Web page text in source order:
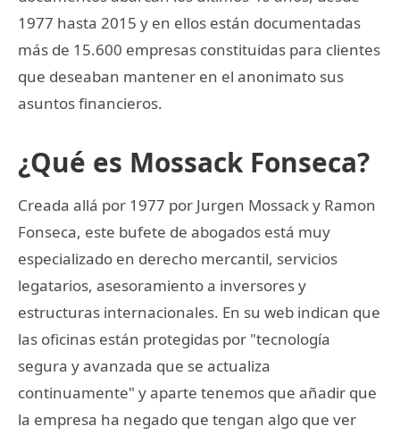
1977 hasta 2015 y en ellos están documentadas
más de 15.600 empresas constituidas para clientes
que deseaban mantener en el anonimato sus
asuntos financieros.
¿Qué es Mossack Fonseca?
Creada allá por 1977 por Jurgen Mossack y Ramon
Fonseca, este bufete de abogados está muy
especializado en derecho mercantil, servicios
legatarios, asesoramiento a inversores y
estructuras internacionales. En su web indican que
las oficinas están protegidas por "tecnología
segura y avanzada que se actualiza
continuamente" y aparte tenemos que añadir que
la empresa ha negado que tengan algo que ver